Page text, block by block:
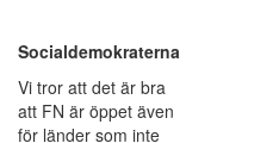
Socialdemokraterna
Vi tror att det är bra
att FN är öppet även
för länder som inte